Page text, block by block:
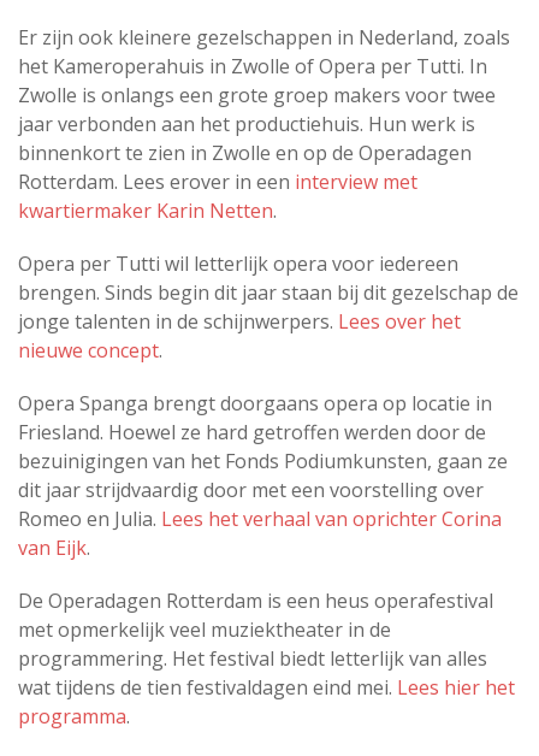
Er zijn ook kleinere gezelschappen in Nederland, zoals
het Kameroperahuis in Zwolle of Opera per Tutti. In
Zwolle is onlangs een grote groep makers voor twee
jaar verbonden aan het productiehuis. Hun werk is
binnenkort te zien in Zwolle en op de Operadagen
Rotterdam. Lees erover in een interview met
kwartiermaker Karin Netten.
Opera per Tutti wil letterlijk opera voor iedereen
brengen. Sinds begin dit jaar staan bij dit gezelschap de
jonge talenten in de schijnwerpers. Lees over het
nieuwe concept.
Opera Spanga brengt doorgaans opera op locatie in
Friesland. Hoewel ze hard getroffen werden door de
bezuinigingen van het Fonds Podiumkunsten, gaan ze
dit jaar strijdvaardig door met een voorstelling over
Romeo en Julia. Lees het verhaal van oprichter Corina
van Eijk.
De Operadagen Rotterdam is een heus operafestival
met opmerkelijk veel muziektheater in de
programmering. Het festival biedt letterlijk van alles
wat tijdens de tien festivaldagen eind mei. Lees hier het
programma.